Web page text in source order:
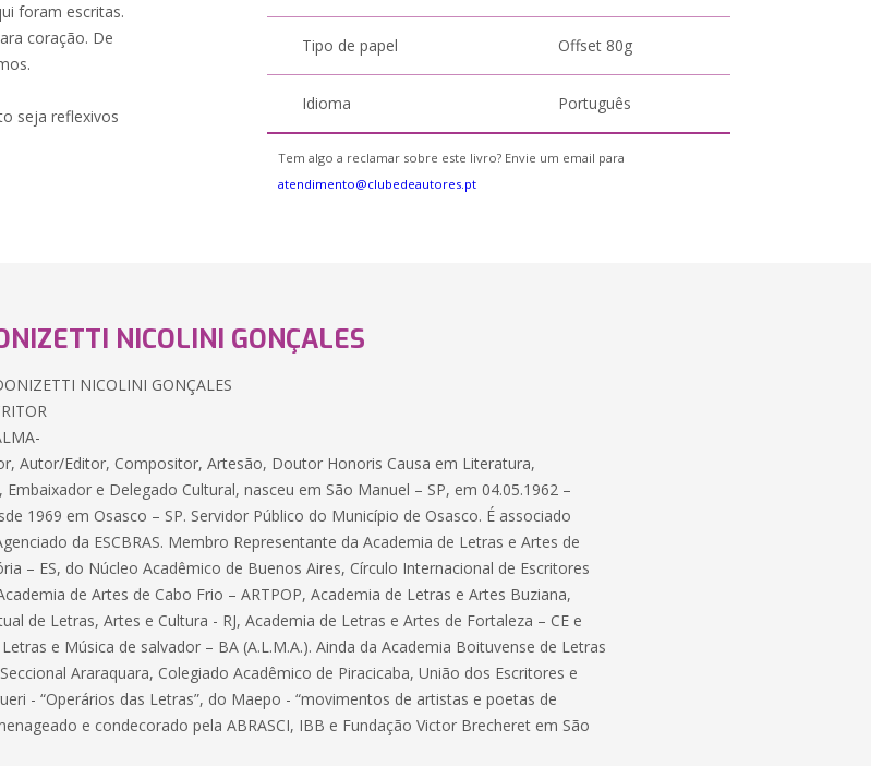
foram escritas.
coração. De
seja reflexivos
Tipo de papel Offset 80g
Idioma Português
Tem algo a reclamar sobre este livro? Envie um email para
atendimento@clubedeautores.pt
NICOLINI GONÇALES
NICOLINI GONÇALES
Autor/Editor, Compositor, Artesão, Doutor Honoris Causa em Literatura,
Embaixador e Delegado Cultural, nasceu em São Manuel – SP, em 04.05.1962 –
1969 em Osasco – SP. Servidor Público do Município de Osasco. É associado
da ESCBRAS. Membro Representante da Academia de Letras e Artes de
– ES, do Núcleo Acadêmico de Buenos Aires, Círculo Internacional de Escritores
de Artes de Cabo Frio – ARTPOP, Academia de Letras e Artes Buziana,
de Letras, Artes e Cultura - RJ, Academia de Letras e Artes de Fortaleza – CE e
e Música de salvador – BA (A.L.M.A.). Ainda da Academia Boituvense de Letras
Araraquara, Colegiado Acadêmico de Piracicaba, União dos Escritores e
- “Operários das Letras”, do Maepo - “movimentos de artistas e poetas de
e condecorado pela ABRASCI, IBB e Fundação Victor Brecheret em São